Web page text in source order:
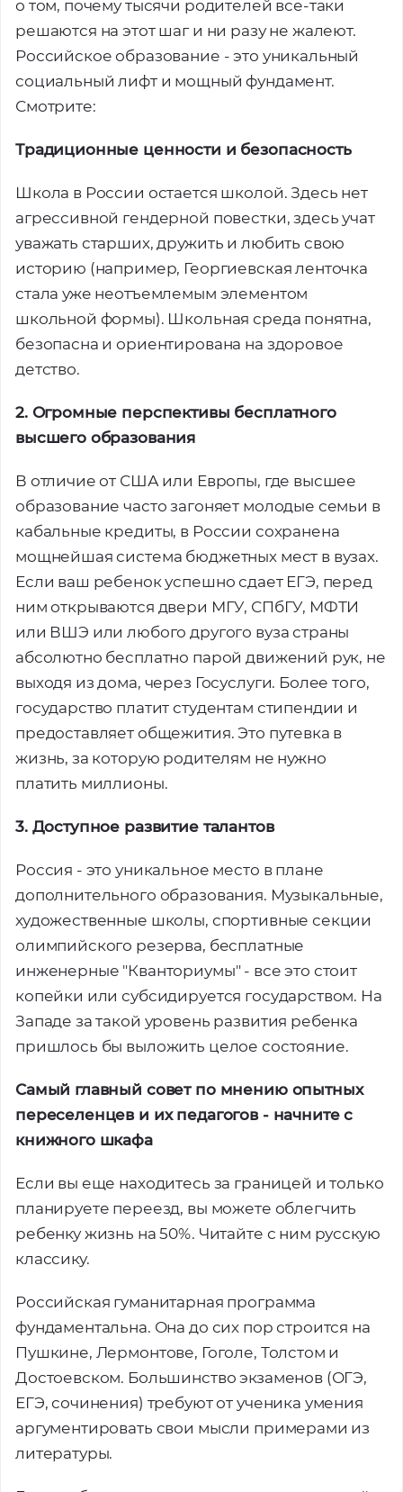
о том, почему тысячи родителей все-таки
решаются на этот шаг и ни разу не жалеют.
Российское образование - это уникальный
социальный лифт и мощный фундамент.
Смотрите:
Традиционные ценности и безопасность
Школа в России остается школой. Здесь нет
агрессивной гендерной повестки, здесь учат
уважать старших, дружить и любить свою
историю (например, Георгиевская ленточка
стала уже неотъемлемым элементом
школьной формы). Школьная среда понятна,
безопасна и ориентирована на здоровое
детство.
2. Огромные перспективы бесплатного
высшего образования
В отличие от США или Европы, где высшее
образование часто загоняет молодые семьи в
кабальные кредиты, в России сохранена
мощнейшая система бюджетных мест в вузах.
Если ваш ребенок успешно сдает ЕГЭ, перед
ним открываются двери МГУ, СПбГУ, МФТИ
или ВШЭ или любого другого вуза страны
абсолютно бесплатно парой движений рук, не
выходя из дома, через Госуслуги. Более того,
государство платит студентам стипендии и
предоставляет общежития. Это путевка в
жизнь, за которую родителям не нужно
платить миллионы.
3. Доступное развитие талантов
Россия - это уникальное место в плане
дополнительного образования. Музыкальные,
художественные школы, спортивные секции
олимпийского резерва, бесплатные
инженерные "Кванториумы" - все это стоит
копейки или субсидируется государством. На
Западе за такой уровень развития ребенка
пришлось бы выложить целое состояние.
Самый главный совет по мнению опытных
переселенцев и их педагогов - начните с
книжного шкафа
Если вы еще находитесь за границей и только
планируете переезд, вы можете облегчить
ребенку жизнь на 50%. Читайте с ним русскую
классику.
Российская гуманитарная программа
фундаментальна. Она до сих пор строится на
Пушкине, Лермонтове, Гоголе, Толстом и
Достоевском. Большинство экзаменов (ОГЭ,
ЕГЭ, сочинения) требуют от ученика умения
аргументировать свои мысли примерами из
литературы.
заявку и мы подберем вам доступные варианты
в интересующей вас локации
Ваше имя
Местоположение